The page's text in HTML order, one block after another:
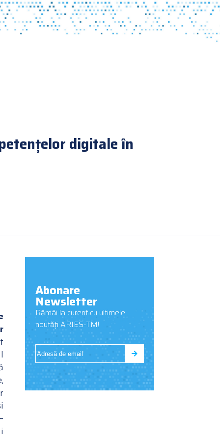
digitale în
Abonare
Newsletter
Rămâi la curent cu ultimele
noutăți ARIES-TM!